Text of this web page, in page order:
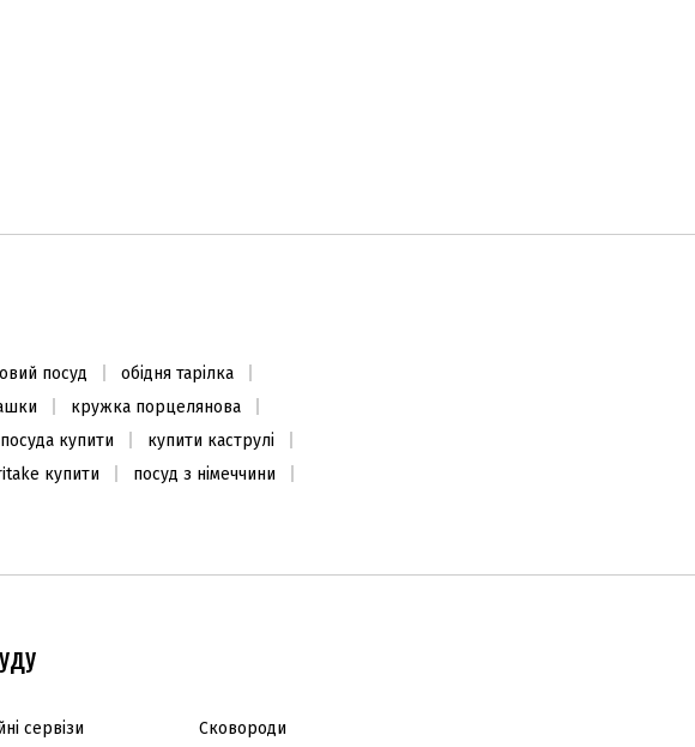
посуд
обідня тарілка
кружка порцелянова
посуда купити
купити каструлі
купити
посуд з німеччини
сервізи Сковороди